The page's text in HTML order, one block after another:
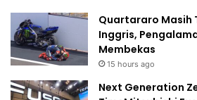
Quartararo Masih
Inggris,
Membekas
15 hours ago
Next Generation